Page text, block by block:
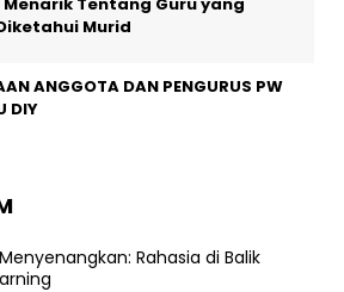
Menarik Tentang Guru yang
Murid
ANGGOTA DAN PENGURUS PW
DIY